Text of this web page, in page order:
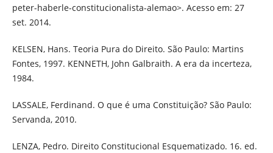
peter-haberle-constitucionalista-alemao>. Acesso em: 27
set. 2014.
KELSEN, Hans. Teoria Pura do Direito. São Paulo: Martins
Fontes, 1997. KENNETH, John Galbraith. A era da incerteza,
1984.
LASSALE, Ferdinand. O que é uma Constituição? São Paulo:
Servanda, 2010.
LENZA, Pedro. Direito Constitucional Esquematizado. 16. ed.